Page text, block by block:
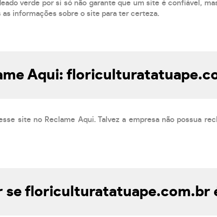
verde por si só não garante que um site é confiável,
as informações sobre o site para ter certeza.
Aqui:
site no Reclame Aqui. Talvez a empresa não possua
se floriculturatatuape.com.br